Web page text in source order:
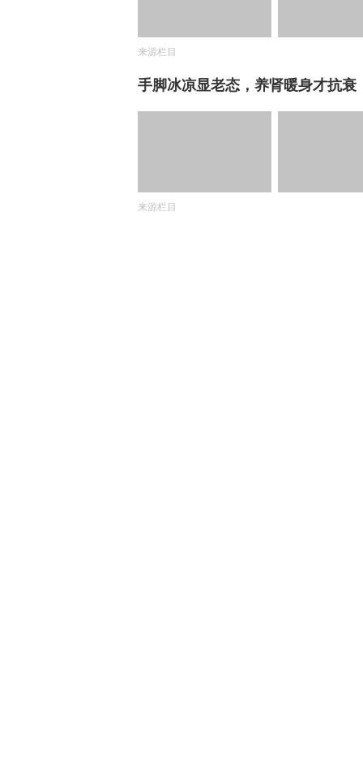
来源栏目
手脚冰凉显老态，养肾暖身才抗衰
来源栏目